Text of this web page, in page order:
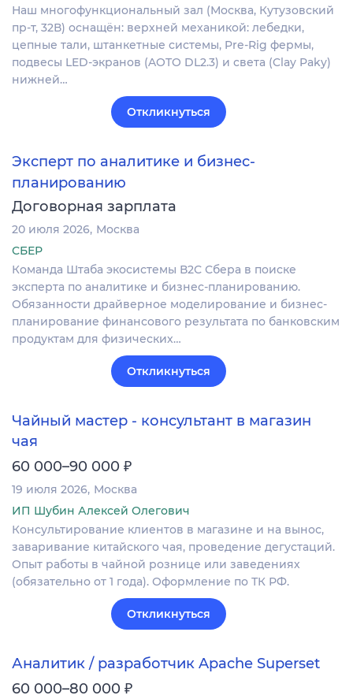
Наш многофункциональный зал (Москва, Кутузовский
пр-т, 32В) оснащён: верхней механикой: лебедки,
цепные тали, штанкетные системы, Pre-Rig фермы,
подвесы LED-экранов (AOTO DL2.3) и света (Clay Paky)
нижней…
Откликнуться
Эксперт по аналитике и бизнес-
планированию
Договорная зарплата
20 июля 2026 Москва
СБЕР
Команда Штаба экосистемы В2С Сбера в поиске
эксперта по аналитике и бизнес-планированию.
Обязанности драйверное моделирование и бизнес-
планирование финансового результата по банковским
продуктам для физических…
Откликнуться
Чайный мастер - консультант в магазин
чая
60 000–90 000 ₽
19 июля 2026 Москва
ИП Шубин Алексей Олегович
Консультирование клиентов в магазине и на вынос,
заваривание китайского чая, проведение дегустаций.
Опыт работы в чайной рознице или заведениях
(обязательно от 1 года). Оформление по ТК РФ.
Откликнуться
Аналитик / разработчик Apache Superset
60 000–80 000 ₽